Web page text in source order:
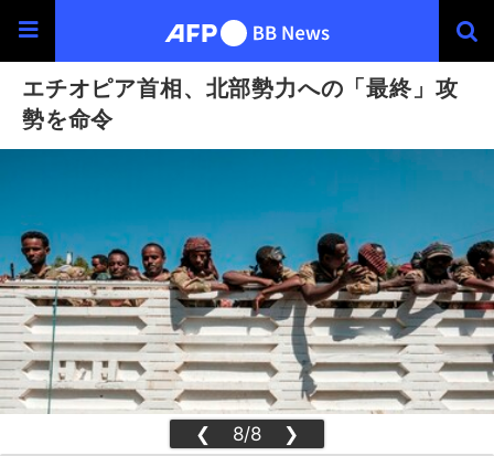
エチオピア首相、北部勢力への「最終」攻
勢を命令
❮ 8/8 ❯